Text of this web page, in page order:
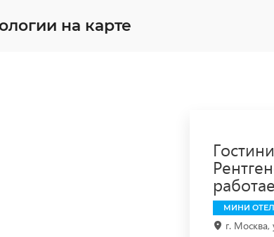
на карте
МИНИ
г. Москва,